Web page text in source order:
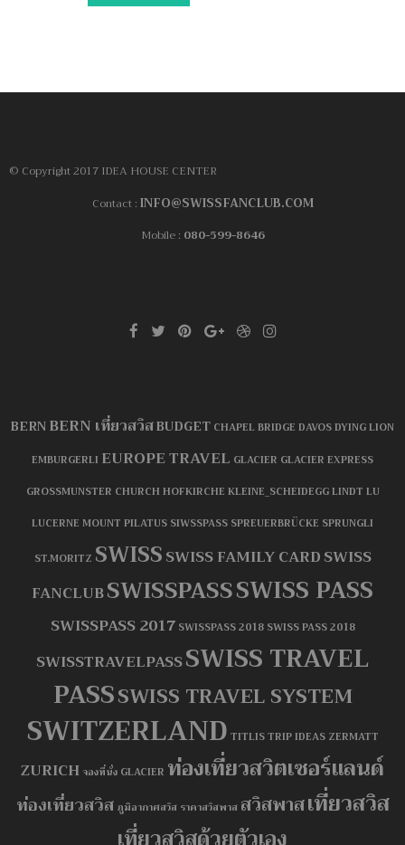
© Copyright 2017 IDEA HOUSE CENTER
Contact : INFO@SWISSFANCLUB.COM
Mobile : 080-599-8646
BERNBERN เที่ยวสวิสBUDGET CHAPEL BRIDGE DAVOSDYING LION
EMBURGERLI EUROPE TRAVEL GLACIER GLACIER EXPRESS
GROSSMUNSTER CHURCH HOFKIRCHE KLEINE_SCHEIDEGGLINDT LU
LUCERNE MOUNT PILATUS SIWSSPASS SPREUERBRÜCKE SPRUNGLI
ST.MORITZ SWISSSWISS FAMILY CARDSWISS
FANCLUBSWISSPASSSWISS PASS
SWISSPASS 2017 SWISSPASS 2018 SWISS PASS 2018
SWISSTRAVELPASSSWISS TRAVEL
PASSSWISS TRAVEL SYSTEM
SWITZERLAND TITLISTRIP IDEAS ZERMATT
ZURICHจองที่นั่ง GLACIER ท่องเที่ยวสวิตเซอร์แลนด์
ท่องเที่ยวสวิส ภูมิอากาศสวิส ราคาสวิสพาส สวิสพาสเที่ยวสวิส